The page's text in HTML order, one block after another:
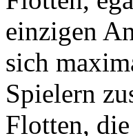
einzigen
sich
Spielern
Flotten,